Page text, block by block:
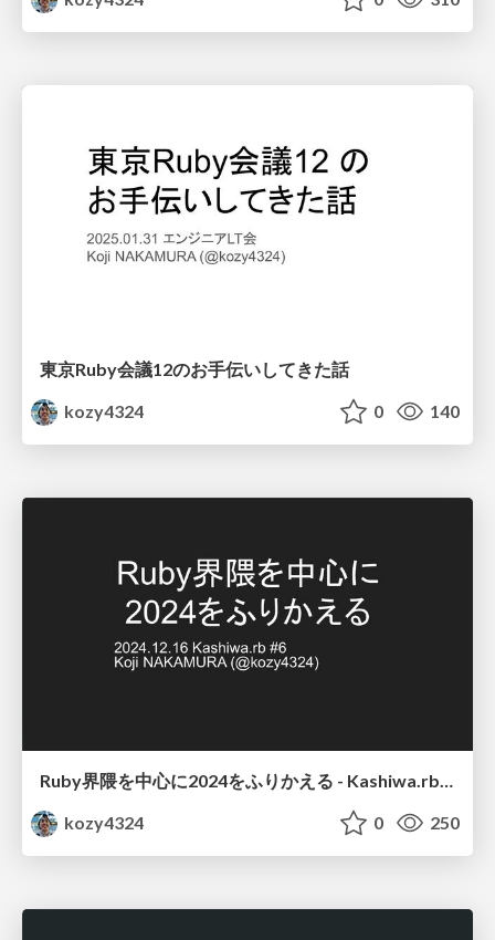
東京Ruby会議12のお手伝いしてきた話
kozy4324
0 140
Ruby界隈を中心に2024をふりかえる - Kashiwa.rb #6
kozy4324
0 250